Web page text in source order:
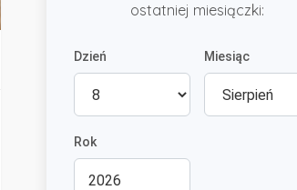
ostatniej miesiączki:
Dzień Miesiąc
Rok